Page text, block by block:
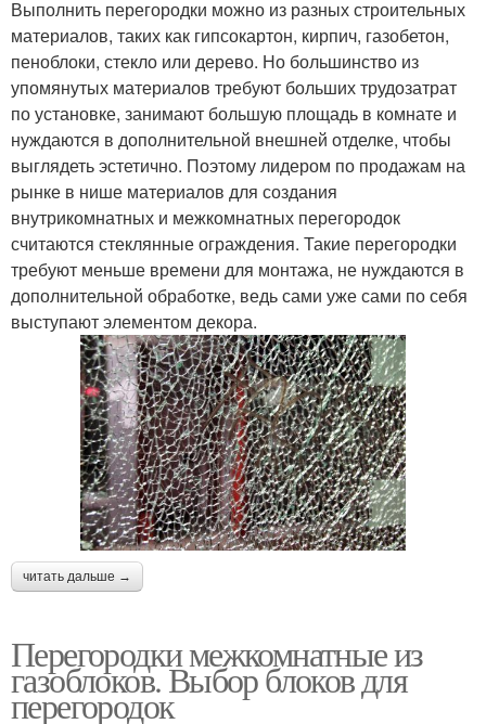
Выполнить перегородки можно из разных строительных
материалов, таких как гипсокартон, кирпич, газобетон,
пеноблоки, стекло или дерево. Но большинство из
упомянутых материалов требуют больших трудозатрат
по установке, занимают большую площадь в комнате и
нуждаются в дополнительной внешней отделке, чтобы
выглядеть эстетично. Поэтому лидером по продажам на
рынке в нише материалов для создания
внутрикомнатных и межкомнатных перегородок
считаются стеклянные ограждения. Такие перегородки
требуют меньше времени для монтажа, не нуждаются в
дополнительной обработке, ведь сами уже сами по себя
выступают элементом декора.
читать дальше →
Перегородки межкомнатные из
газоблоков. Выбор блоков для
перегородок